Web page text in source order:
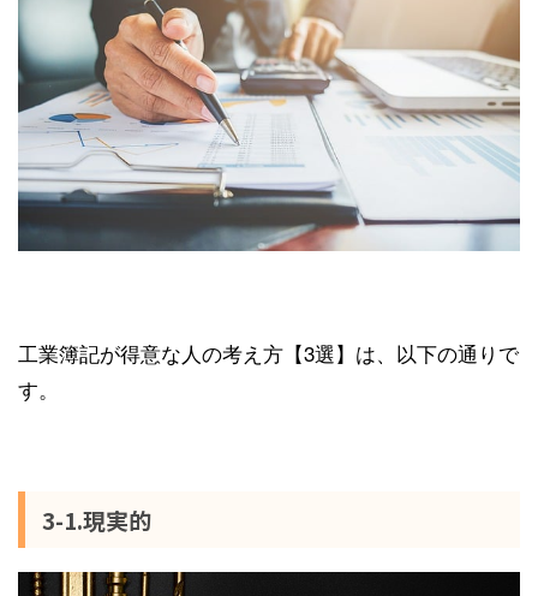
工業簿記が得意な人の考え方【3選】は、以下の通りで
す。
3-1.現実的